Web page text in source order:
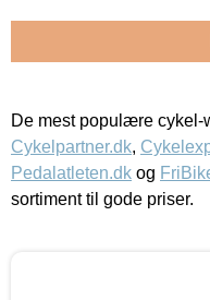
De mest populære
Cykelpartner.dk,
Pedalatleten.dk og
sortiment til gode priser.